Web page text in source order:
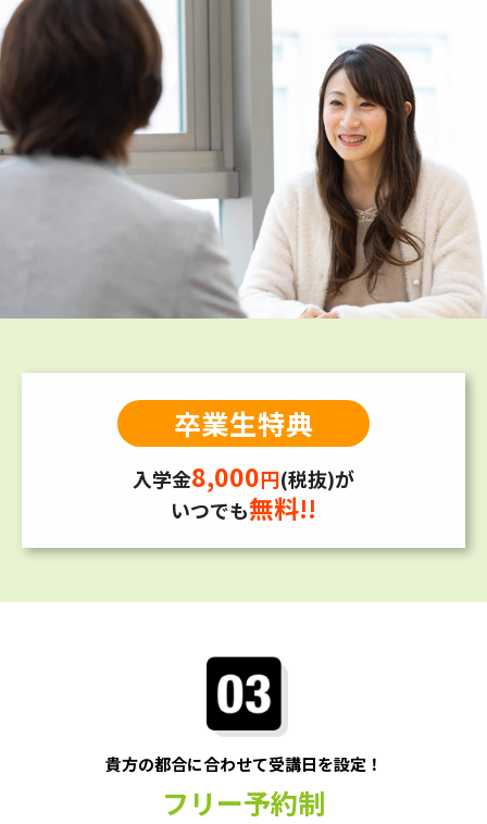
卒業生特典
入学金8,000円(税抜)が
いつでも無料!!
貴方の都合に合わせて受講日を設定！
フリー予約制